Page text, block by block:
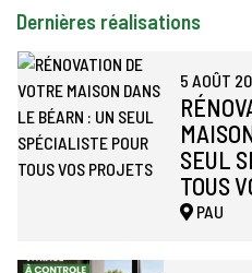
Dernières réalisations
5 AOÛT
SEUL
TOUS
PAU